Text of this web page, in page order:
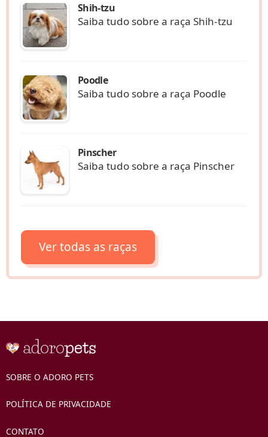
Shih-tzu
Saiba tudo sobre a raça Shih-tzu
Poodle
Saiba tudo sobre a raça Poodle
Pinscher
Saiba tudo sobre a raça Pinscher
Ver todas as raças
SOBRE O ADORO PETS
POLÍTICA DE PRIVACIDADE
CONTATO